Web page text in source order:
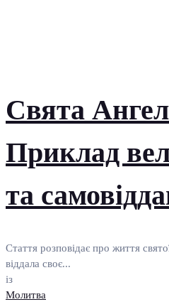
Свята
Приклад
та
Стаття розповідає про життя
віддала своє...
із
Молитва